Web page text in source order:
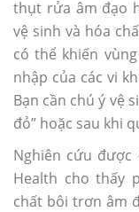
thụt rửa âm đạo
vệ sinh và hóa
có thể khiến
nhập của các vi
Bạn cần chú ý vệ
đỏ” hoặc sau khi
Nghiên cứu được
Health cho thấy
chất bôi trơn âm